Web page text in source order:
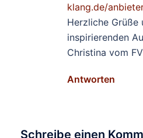
klang.de/
Herzliche Grüße
inspirierenden
Christina vom
Antworten
Schreibe einen